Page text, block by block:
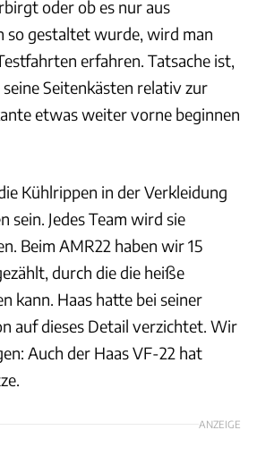
oder ob es nur aus
so gestaltet wurde, wird man
erfahren. Tatsache ist,
Seitenkästen relativ zur
etwas weiter vorne beginnen
Kühlrippen in der Verkleidung
sein. Jedes Team wird sie
Beim AMR22 haben wir 15
durch die die heiße
kann. Haas hatte bei seiner
auf dieses Detail verzichtet. Wir
Auch der Haas VF-22 hat
ANZEIGE